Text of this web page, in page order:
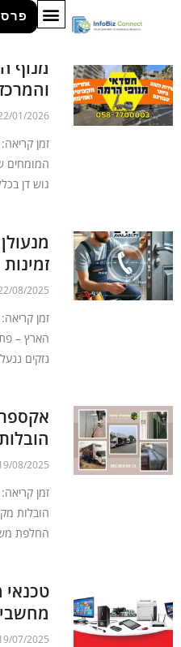
בעלי מקצוע
מנוף
והמרכז
01/2026
המומחים
גוש דן
זמינות
08/2025
הארץ –
נזקים
08/2025
הובלות
החלפת
טכנאי
07/2025